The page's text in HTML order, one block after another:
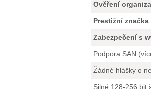
Ověření
Prestižní
Zabezpečení s
Podpora SAN
Žádné hlášky o
Silné 128-256 bit